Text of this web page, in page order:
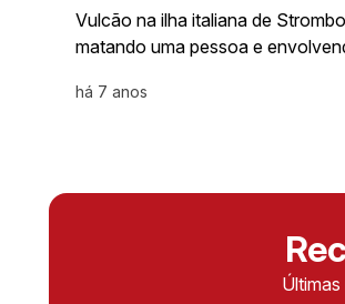
Vulcão na ilha italiana de
matando uma pessoa e
há 7 anos